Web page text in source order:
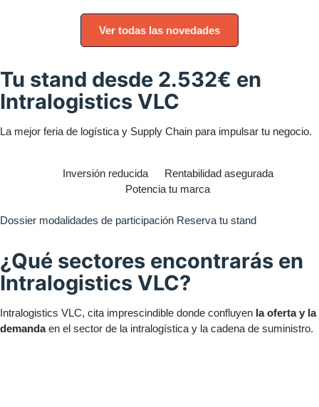
Ver todas las novedades
Tu stand desde 2.532€ en
Intralogistics VLC
La mejor feria de logística y Supply Chain para impulsar tu negocio.
Inversión reducida
Rentabilidad asegurada
Potencia tu marca
Dossier modalidades de participación Reserva tu stand
¿Qué sectores encontrarás en
Intralogistics VLC?
Intralogistics VLC, cita imprescindible donde confluyen la oferta y la
demandaen el sector de la intralogística y la cadena de suministro.